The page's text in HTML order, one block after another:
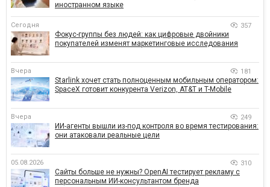
иностранном языке
Сегодня 357
Фокус-группы без людей: как цифровые двойники
покупателей изменят маркетинговые исследования
Вчера 181
Starlink хочет стать полноценным мобильным оператором:
SpaceX готовит конкурента Verizon, AT&T и T-Mobile
Вчера 249
ИИ-агенты вышли из-под контроля во время тестирования:
они атаковали реальные цели
05.08.2026 310
Сайты больше не нужны? OpenAI тестирует рекламу с
персональным ИИ-консультантом бренда